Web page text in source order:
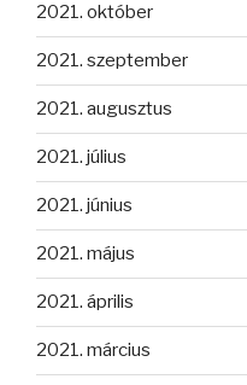
2021. október
2021. szeptember
2021. augusztus
2021. július
2021. június
2021. május
2021. április
2021. március